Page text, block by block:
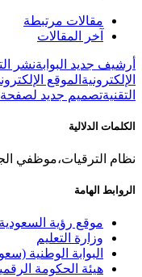
مقالات مرتبطة
آخر المقالات
أرشيف جديد البوابةنشر
الإلكترونية الموقع
التقنيةتصميم جديد لصفحة
الكلمات الدلالية
نظام الترقيات،موظفي
الروابط الهامة
موقع رؤية السعودية
وزارة التعليم
البوابة الوطنية
هيئة الحكومة